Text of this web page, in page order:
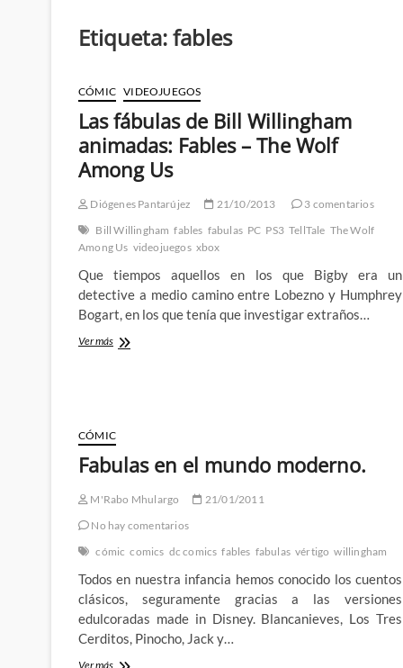
Etiqueta:fables
CÓMIC VIDEOJUEGOS
Las fábulas de Bill Willingham
animadas: Fables – The Wolf
Among Us
Diógenes Pantarújez 21/10/2013
3 comentarios
Bill Willingham fables fabulas PC PS3 TellTale The Wolf
Among Us videojuegos xbox
Que tiempos aquellos en los que Bigby era un
detective a medio camino entre Lobezno y Humphrey
Bogart, en los que tenía que investigar extraños…
Ver másLas
Fables
The
Among
CÓMIC
Fabulas en el mundo moderno.
M'Rabo Mhulargo
21/01/2011
No hay comentarios
cómic comics dc comics fables fabulas vértigo willingham
Todos en nuestra infancia hemos conocido los cuentos
clásicos, seguramente gracias a las versiones
edulcoradas made in Disney. Blancanieves, Los Tres
Cerditos, Pinocho, Jack y…
Ver másFabulas